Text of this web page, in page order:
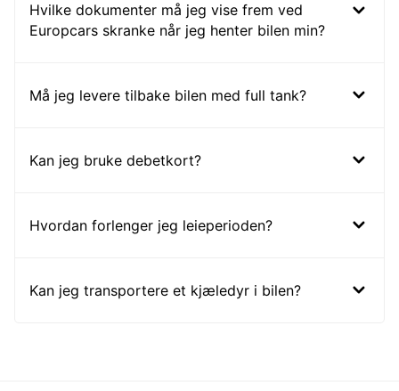
Hvilke dokumenter må jeg vise frem ved
Europcars skranke når jeg henter bilen min?
Må jeg levere tilbake bilen med full tank?
Kan jeg bruke debetkort?
Hvordan forlenger jeg leieperioden?
Kan jeg transportere et kjæledyr i bilen?